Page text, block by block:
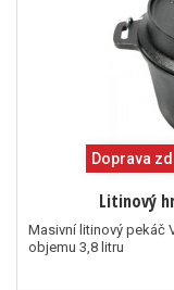
Doprava
Litinový
Masivní litinový pekáč
objemu 3,8 litru